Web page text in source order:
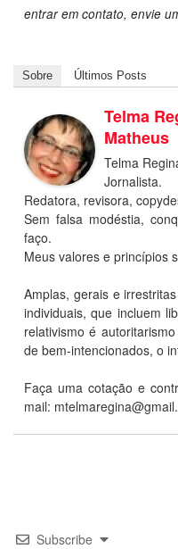
entrar em contato, envie
Sobre Últimos Posts
Telma
Matheus
Telma
Jornalista.
Redatora, revisora,
Sem falsa modéstia,
faço.
Meus valores e princípios
Amplas, gerais e
individuais, que incluem
relativismo é
de bem-intencionados, o
Faça uma cotação e
mail:
Subscribe